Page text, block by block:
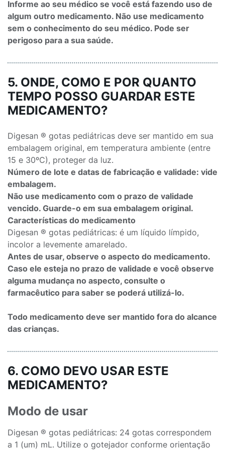
Informe ao seu médico se você está fazendo uso de
algum outro medicamento. Não use medicamento
sem o conhecimento do seu médico. Pode ser
perigoso para a sua saúde.
5. ONDE, COMO E POR QUANTO
TEMPO POSSO GUARDAR ESTE
MEDICAMENTO?
Digesan ® gotas pediátricas deve ser mantido em sua
embalagem original, em temperatura ambiente (entre
15 e 30ºC), proteger da luz.
Número de lote e datas de fabricação e validade: vide
embalagem.
Não use medicamento com o prazo de validade
vencido. Guarde-o em sua embalagem original.
Características do medicamento
Digesan ® gotas pediátricas: é um líquido límpido,
incolor a levemente amarelado.
Antes de usar, observe o aspecto do medicamento.
Caso ele esteja no prazo de validade e você observe
alguma mudança no aspecto, consulte o
farmacêutico para saber se poderá utilizá-lo.
Todo medicamento deve ser mantido fora do alcance
das crianças.
6. COMO DEVO USAR ESTE
MEDICAMENTO?
Modo de usar
Digesan ® gotas pediátricas: 24 gotas correspondem
a 1 (um) mL. Utilize o gotejador conforme orientação